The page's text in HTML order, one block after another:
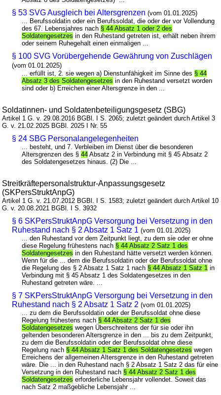
§ 53 SVG Ausgleich bei Altersgrenzen (vom 01.01.2025)
... Berufssoldatin oder ein Berufssoldat, die oder der vor Vollendung
des 67. Lebensjahres nach § 44 Absatz 1 oder 2 des
Soldatengesetzes in den Ruhestand getreten ist, erhält neben ihrem
oder seinem Ruhegehalt einen einmaligen ...
§ 100 SVG Vorübergehende Gewährung von Zuschlägen
(vom 01.01.2025)
... erfüllt ist, 2. sie wegen a) Dienstunfähigkeit im Sinne des § 44
Absatz 3 des Soldatengesetzes in den Ruhestand versetzt worden
sind oder b) Erreichen einer Altersgrenze in den ...
Soldatinnen- und Soldatenbeteiligungsgesetz (SBG)
Artikel 1 G. v. 29.08.2016 BGBl. I S. 2065; zuletzt geändert durch Artikel 3
G. v. 21.02.2025 BGBl. 2025 I Nr. 55
§ 24 SBG Personalangelegenheiten
... besteht, und 7. Verbleiben im Dienst über die besonderen
Altersgrenzen des §44 Absatz 2 in Verbindung mit § 45 Absatz 2
des Soldatengesetzes hinaus. (2) Die ...
Streitkräftepersonalstruktur-Anpassungsgesetz
(SKPersStruktAnpG)
Artikel 1 G. v. 21.07.2012 BGBl. I S. 1583; zuletzt geändert durch Artikel 10
G. v. 20.08.2021 BGBl. I S. 3932
§ 6 SKPersStruktAnpG Versorgung bei Versetzung in den
Ruhestand nach § 2 Absatz 1 Satz 1 (vom 01.01.2025)
... den Ruhestand vor dem Zeitpunkt liegt, zu dem sie oder er ohne
diese Regelung frühestens nach § 44 Absatz 2 Satz 1 des
Soldatengesetzes in den Ruhestand hätte versetzt werden können.
Wenn für die ... dem die Berufssoldatin oder der Berufssoldat ohne
die Regelung des § 2 Absatz 1 Satz 1 nach § 44 Absatz 1 Satz 1 in
Verbindung mit § 45 Absatz 1 des Soldatengesetzes in den
Ruhestand getreten wäre. ...
§ 7 SKPersStruktAnpG Versorgung bei Versetzung in den
Ruhestand nach § 2 Absatz 1 Satz 2 (vom 01.01.2025)
... zu dem die Berufssoldatin oder der Berufssoldat ohne diese
Regelung frühestens nach § 44 Absatz 2 Satz 1 des
Soldatengesetzes wegen Überschreitens der für sie oder ihn
geltenden besonderen Altersgrenze in den ... bis zu dem Zeitpunkt,
zu dem die Berufssoldatin oder der Berufssoldat ohne diese
Regelung nach § 44 Absatz 1 Satz 1 des Soldatengesetzes wegen
Erreichens der allgemeinen Altersgrenze in den Ruhestand getreten
wäre. Die ... in den Ruhestand nach § 2 Absatz 1 Satz 2 das für eine
Versetzung in den Ruhestand nach § 44 Absatz 2 Satz 1 des
Soldatengesetzes erforderliche Lebensjahr vollendet. Soweit das
nach Satz 2 maßgebliche Lebensjahr ...